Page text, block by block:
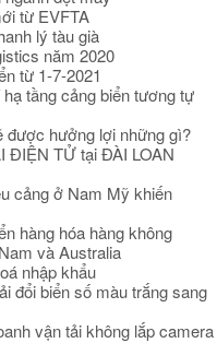
từ EVFTA
lý tàu già
năm 2020
từ 1-7-2021
tầng cảng biển tương tự
được hưởng lợi những gì?
ĐIỆN TỬ tại ĐÀI LOAN
cảng ở Nam Mỹ khiến
hàng hóa hàng không
và Australia
nhập khẩu
đổi biển số màu trắng sang
vận tải không lắp camera